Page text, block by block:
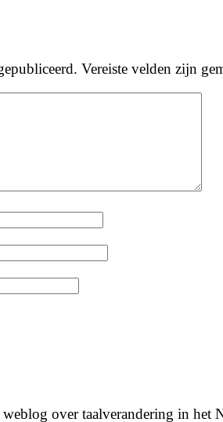
Vereiste velden zijn
over taalverandering in het